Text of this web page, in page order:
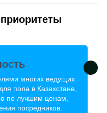
многих ведущих
пола в Казахстане,
по лучшим ценам,
посредников.